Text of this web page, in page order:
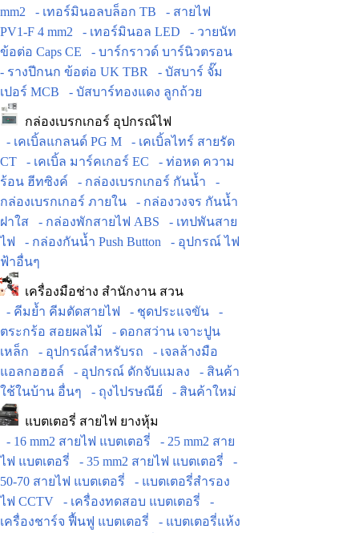
mm2
- เทอร์มินอลบล็อก TB
- สายไฟ
PV1-F 4 mm2
- เทอร์มินอล LED
- วายนัท
ข้อต่อ Caps CE
- บาร์กราวด์ บาร์นิวตรอน
- รางปีกนก ข้อต่อ UK TBR
- บัสบาร์ จั๊ม
เปอร์ MCB
- บัสบาร์ทองแดง ลูกถ้วย
กล่องเบรกเกอร์ อุปกรณ์ไฟ
- เคเบิ้ลแกลนด์ PG M
- เคเบิ้ลไทร์ สายรัด
CT
- เคเบิ้ล มาร์คเกอร์ EC
- ท่อหด ความ
ร้อน ฮีทซิงค์
- กล่องเบรกเกอร์ กันน้ำ
-
กล่องเบรกเกอร์ ภายใน
- กล่องวงจร กันน้ำ
ฝาใส
- กล่องพักสายไฟ ABS
- เทปพันสาย
ไฟ
- กล่องกันน้ำ Push Button
- อุปกรณ์ ไฟ
ฟ้าอื่นๆ
เครื่องมือช่าง สำนักงาน สวน
- คีมย้ำ คีมตัดสายไฟ
- ชุดประแจขัน
-
ตระกร้อ สอยผลไม้
- ดอกสว่าน เจาะปูน
เหล็ก
- อุปกรณ์สำหรับรถ
- เจลล้างมือ
แอลกอฮอล์
- อุปกรณ์ ดักจับแมลง
- สินค้า
ใช้ในบ้าน อื่นๆ
- ถุงไปรษณีย์ - สินค้าใหม่
แบตเตอรี่ สายไฟ ยางหุ้ม
- 16 mm2 สายไฟ แบตเตอรี่
- 25 mm2 สาย
ไฟ แบตเตอรี่
- 35 mm2 สายไฟ แบตเตอรี่
-
50-70 สายไฟ แบตเตอรี่
- แบตเตอรี่สำรอง
ไฟ CCTV
- เครื่องทดสอบ แบตเตอรี่
-
เครื่องชาร์จ ฟื้นฟู แบตเตอรี่
- แบตเตอรี่แห้ง